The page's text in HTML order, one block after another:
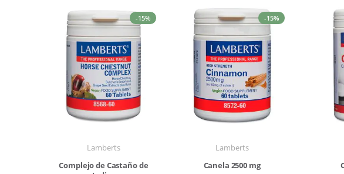
-15%
Lamberts
Complejo de Castaño de
-15%
Lamberts
Canela 2500 mg